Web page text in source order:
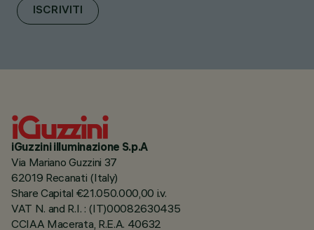
ISCRIVITI
iGuzzini illuminazione S.p.A
Via Mariano Guzzini 37
62019 Recanati (Italy)
Share Capital €21.050.000,00 i.v.
VAT N. and R.I. : (IT)00082630435
CCIAA Macerata, R.E.A. 40632